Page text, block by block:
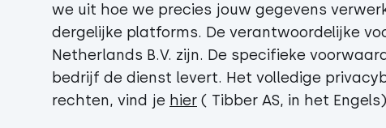
we uit hoe we precies jouw gegevens
dergelijke platforms. De verantwoordelijke
Netherlands B.V. zijn. De specifieke
bedrijf de dienst levert. Het volledige
rechten, vind je hier ( Tibber AS, in het